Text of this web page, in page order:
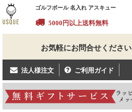
ゴルフボール 名入れ アスキュー
5000円以上送料無料
お気軽にお問合せください
法人様注文 ご利用ガイド